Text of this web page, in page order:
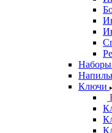
Наборы
Ключи